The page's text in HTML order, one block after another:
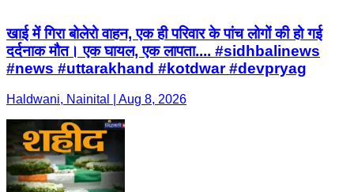
खाई में गिरा बोलेरो वाहन, एक ही परिवार के पांच लोगों की हो गई
दर्दनाक मौत। एक घायल, एक लापता.... #sidhbalinews
#news #uttarakhand #kotdwar #devpryag
Haldwani, Nainital | Aug 8, 2026